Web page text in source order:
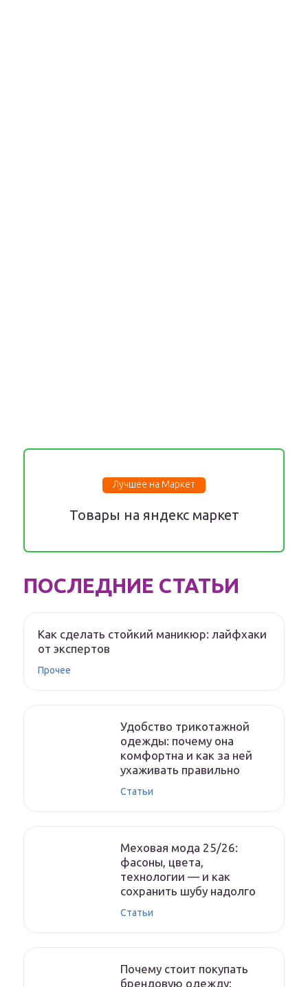
Лучшее на Маркет
Товары на яндекс маркет
ПОСЛЕДНИЕ СТАТЬИ
Как сделать стойкий маникюр: лайфхаки
от экспертов
Прочее
Удобство трикотажной
одежды: почему она
комфортна и как за ней
ухаживать правильно
Статьи
Меховая мода 25/26:
фасоны, цвета,
технологии — и как
сохранить шубу надолго
Статьи
Почему стоит покупать
брендовую одежду: